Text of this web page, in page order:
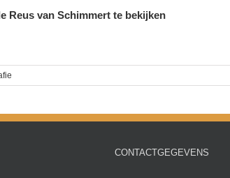
Reus van Schimmert te bekijken
CONTACTGEGEVENS